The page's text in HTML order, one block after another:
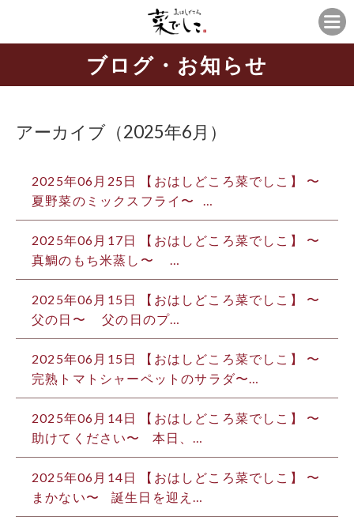
ブログ・お知らせ
アーカイブ（2025年6月）
2025年06月25日
【おはしどころ菜でしこ】 〜
夏野菜のミックスフライ〜 ⁡ ⁡…
2025年06月17日
【おはしどころ菜でしこ】 〜
真鯛のもち米蒸し〜 ⁡ ⁡ ⁡ …
2025年06月15日
【おはしどころ菜でしこ】 〜
父の日〜 ⁡ ⁡ ⁡ 父の日のプ…
2025年06月15日
【おはしどころ菜でしこ】 〜
完熟トマトシャーペットのサラダ〜…
2025年06月14日
【おはしどころ菜でしこ】 〜
助けてください〜 ⁡ ⁡ 本日、…
2025年06月14日
【おはしどころ菜でしこ】 〜
まかない〜 ⁡ ⁡ 誕生日を迎え…